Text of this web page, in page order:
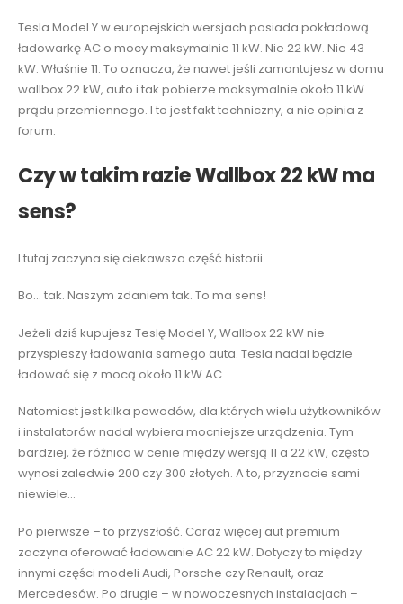
Tesla Model Y w europejskich wersjach posiada pokładową
ładowarkę AC o mocy maksymalnie 11 kW. Nie 22 kW. Nie 43
kW. Właśnie 11. To oznacza, że nawet jeśli zamontujesz w domu
wallbox 22 kW, auto i tak pobierze maksymalnie około 11 kW
prądu przemiennego. I to jest fakt techniczny, a nie opinia z
forum.
Czy w takim razie Wallbox 22 kW ma
sens?
I tutaj zaczyna się ciekawsza część historii.
Bo… tak. Naszym zdaniem tak. To ma sens!
Jeżeli dziś kupujesz Teslę Model Y, Wallbox 22 kW nie
przyspieszy ładowania samego auta. Tesla nadal będzie
ładować się z mocą około 11 kW AC.
Natomiast jest kilka powodów, dla których wielu użytkowników
i instalatorów nadal wybiera mocniejsze urządzenia. Tym
bardziej, że różnica w cenie między wersją 11 a 22 kW, często
wynosi zaledwie 200 czy 300 złotych. A to, przyznacie sami
niewiele…
Po pierwsze – to przyszłość. Coraz więcej aut premium
zaczyna oferować ładowanie AC 22 kW. Dotyczy to między
innymi części modeli Audi, Porsche czy Renault, oraz
Mercedesów. Po drugie – w nowoczesnych instalacjach –